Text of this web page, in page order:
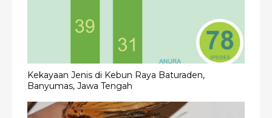
Kekayaan Jenis di Kebun Raya Baturaden,
Banyumas, Jawa Tengah